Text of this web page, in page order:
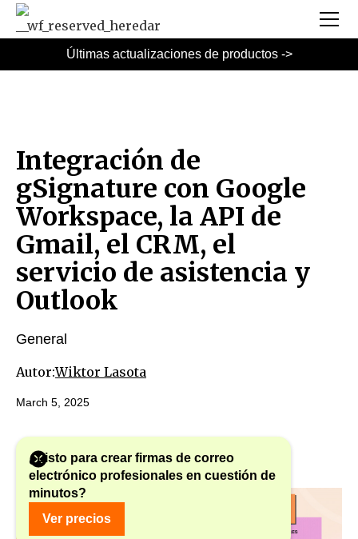
Últimas actualizaciones de productos ->
Integración de
gSignature con Google
Workspace, la API de
Gmail, el CRM, el
servicio de asistencia y
Outlook
General
Autor:Wiktor Lasota
March 5, 2025
¿Listo para crear firmas de correo
electrónico profesionales en cuestión de
minutos?
Ver precios